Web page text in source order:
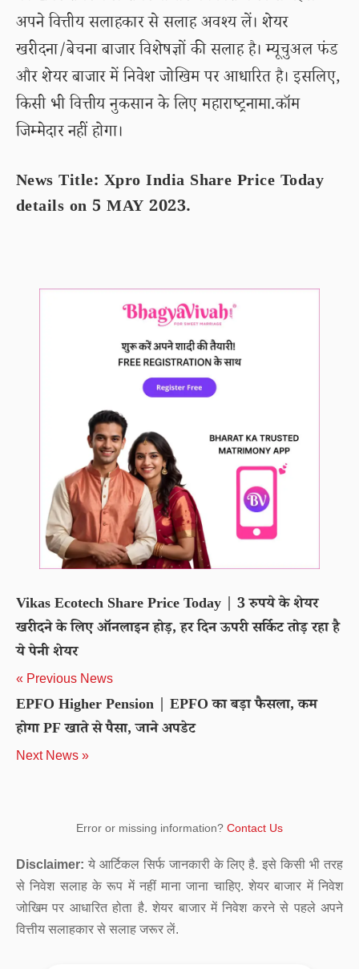
अपने वित्तीय सलाहकार से सलाह अवश्य लें। शेयर
खरीदना/बेचना बाजार विशेषज्ञों की सलाह है। म्यूचुअल फंड
और शेयर बाजार में निवेश जोखिम पर आधारित है। इसलिए,
किसी भी वित्तीय नुकसान के लिए महाराष्ट्रनामा.कॉम
जिम्मेदार नहीं होगा।
News Title: Xpro India Share Price Today
details on 5 MAY 2023.
Vikas Ecotech Share Price Today | 3 रुपये के शेयर
खरीदने के लिए ऑनलाइन होड़, हर दिन ऊपरी सर्किट तोड़ रहा है
ये पेनी शेयर
« Previous News
EPFO Higher Pension | EPFO का बड़ा फैसला, कम
होगा PF खाते से पैसा, जाने अपडेट
Next News »
Error or missing information? Contact Us
Disclaimer: ये आर्टिकल सिर्फ जानकारी के लिए है. इसे किसी भी तरह
से निवेश सलाह के रूप में नहीं माना जाना चाहिए. शेयर बाजार में निवेश
जोखिम पर आधारित होता है. शेयर बाजार में निवेश करने से पहले अपने
वित्तीय सलाहकार से सलाह जरूर लें.